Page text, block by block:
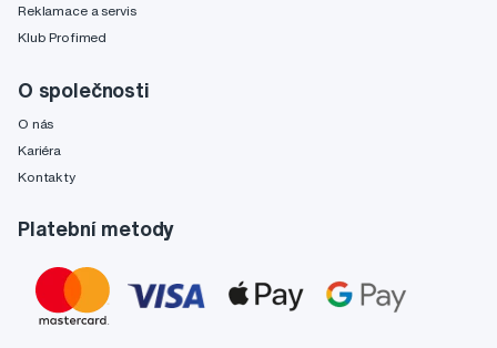
Reklamace a servis
Klub Profimed
O společnosti
O nás
Kariéra
Kontakty
Platební metody